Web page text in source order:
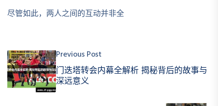
尽管如此，两人之间的互动并非全
Previous Post
门迭塔转会内幕全解析 揭秘背后的故事与
深远意义